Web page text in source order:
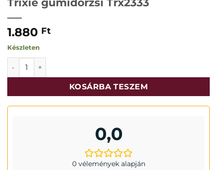
1.880 Ft
Készleten
Trixie gumidörzsi Trx2333 mennyiség
KOSÁRBA TESZEM
0,0
0 vélemények alapján